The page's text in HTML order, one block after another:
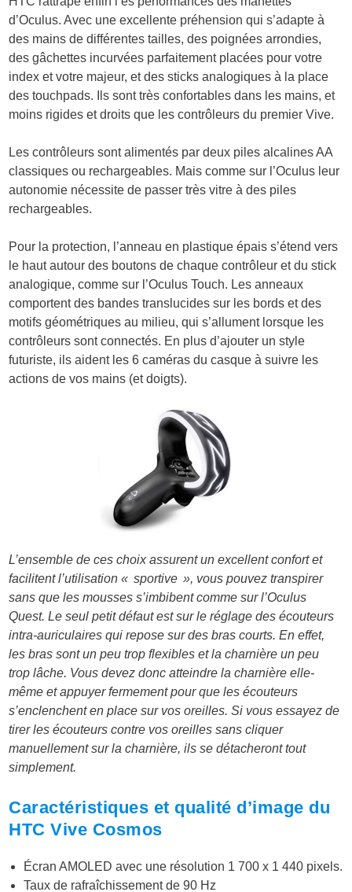
d’Oculus. Avec une excellente préhension qui s’adapte à
des mains de différentes tailles, des poignées arrondies,
des gâchettes incurvées parfaitement placées pour votre
index et votre majeur, et des sticks analogiques à la place
des touchpads. Ils sont très confortables dans les mains, et
moins rigides et droits que les contrôleurs du premier Vive.
Les contrôleurs sont alimentés par deux piles alcalines AA
classiques ou rechargeables. Mais comme sur l’Oculus leur
autonomie nécessite de passer très vitre à des piles
rechargeables.
Pour la protection, l’anneau en plastique épais s’étend vers
le haut autour des boutons de chaque contrôleur et du stick
analogique, comme sur l’Oculus Touch. Les anneaux
comportent des bandes translucides sur les bords et des
motifs géométriques au milieu, qui s’allument lorsque les
contrôleurs sont connectés. En plus d’ajouter un style
futuriste, ils aident les 6 caméras du casque à suivre les
actions de vos mains (et doigts).
L’ensemble de ces choix assurent un excellent confort et
facilitent l’utilisation « sportive », vous pouvez transpirer
sans que les mousses s’imbibent comme sur l’Oculus
Quest. Le seul petit défaut est sur le réglage des écouteurs
intra-auriculaires qui repose sur des bras courts. En effet,
les bras sont un peu trop flexibles et la charnière un peu
trop lâche. Vous devez donc atteindre la charnière elle-
même et appuyer fermement pour que les écouteurs
s’enclenchent en place sur vos oreilles. Si vous essayez de
tirer les écouteurs contre vos oreilles sans cliquer
manuellement sur la charnière, ils se détacheront tout
simplement.
Caractéristiques et qualité d’image du
HTC Vive Cosmos
Écran AMOLED avec une résolution 1 700 x 1 440 pixels.
Taux de rafraîchissement de 90 Hz